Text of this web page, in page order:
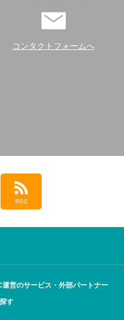
コンタクトフォームへ
RSS
運営のサービス・外部パートナー
す